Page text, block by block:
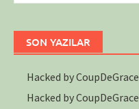
SON YAZILAR
Hacked by CoupDeGrace
Hacked by CoupDeGrace